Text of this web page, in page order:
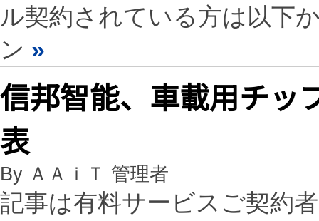
ル契約されている方は以下
ン »
信邦智能、車載用チッ
表
By ＡＡｉＴ 管理者
記事は有料サービスご契約